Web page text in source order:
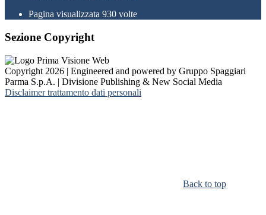
Pagina visualizzata 930 volte
Sezione Copyright
Copyright 2026 | Engineered and powered by Gruppo Spaggiari
Parma S.p.A. | Divisione Publishing & New Social Media
Disclaimer trattamento dati personali
Back to top